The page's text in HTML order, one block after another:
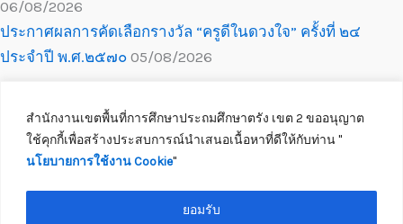
สำนักงานเขตพื้นที่การศึกษาประถมศึกษาตรัง เขต 2 ขออนุญาต
ใช้คุกกี้เพื่อสร้างประสบการณ์นำเสนอเนื้อหาที่ดีให้กับท่าน ''
นโยบายการใช้งาน Cookie''
ยอมรับ
06/08/2026
ประกาศผลการคัดเลือกรางวัล “ครูดีในดวงใจ” ครั้งที่ ๒๔
ประจำปี พ.ศ.๒๕๗๐ 05/08/2026
Copyright © 2026 สำนักงานเขตพื้นที่การศึกษาประถมศึกษาตรัง เขต 2